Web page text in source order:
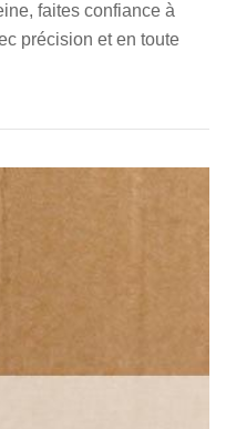
faites confiance à
précision et en toute